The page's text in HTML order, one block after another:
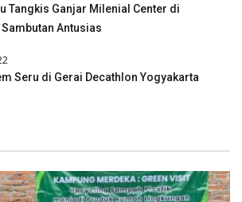
Tangkis Ganjar Milenial Center di
Antusias
Seru di Gerai Decathlon Yogyakarta